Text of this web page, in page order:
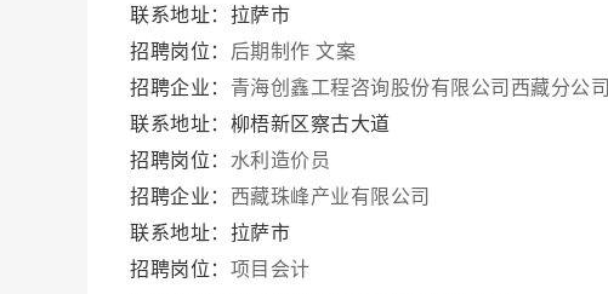
联系地址：拉萨市
招聘岗位： 后期制作 文案
招聘企业： 青海创鑫工程咨询股份有限公司西藏分公司
联系地址：柳梧新区察古大道
招聘岗位： 水利造价员
招聘企业： 西藏珠峰产业有限公司
联系地址：拉萨市
招聘岗位： 项目会计